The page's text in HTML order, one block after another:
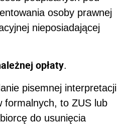
osoby prawnej
nieposiadającej
opłaty.
pisemnej interpretacji
formalnych, to ZUS lub
do usunięcia